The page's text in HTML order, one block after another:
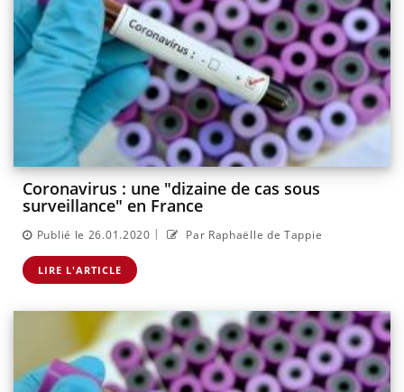
Coronavirus : une "dizaine de cas sous
surveillance" en France
Publié le 26.01.2020 | Par Raphaëlle de Tappie
LIRE L'ARTICLE